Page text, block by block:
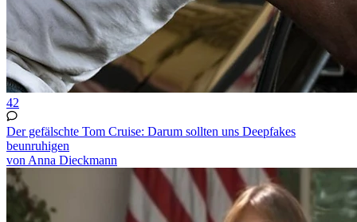
42
Der gefälschte Tom Cruise: Darum sollten uns Deepfakes
beunruhigen
von Anna Dieckmann